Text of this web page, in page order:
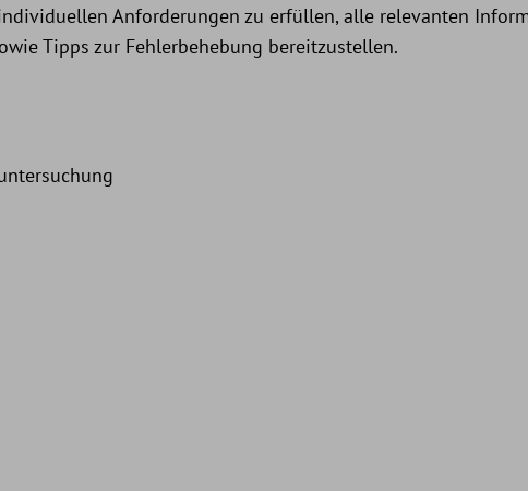
Anforderungen zu erfüllen, alle relevanten
Tipps zur Fehlerbehebung bereitzustellen.